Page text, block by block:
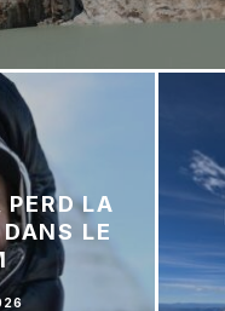
PERD LA
LE